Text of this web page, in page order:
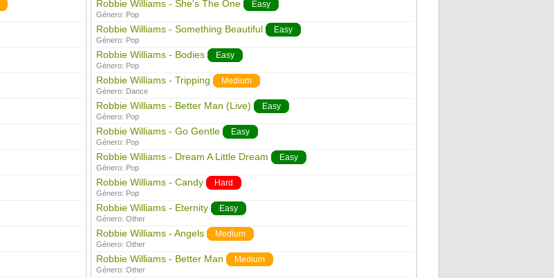
Robbie Williams - She's The One Easy
Género: Pop
Robbie Williams - Something Beautiful Easy
Género: Pop
Robbie Williams - Bodies Easy
Género: Pop
Robbie Williams - Tripping Medium
Género: Dance
Robbie Williams - Better Man (Live) Easy
Género: Pop
Robbie Williams - Go Gentle Easy
Género: Pop
Robbie Williams - Dream A Little Dream Easy
Género: Pop
Robbie Williams - Candy Hard
Género: Pop
Robbie Williams - Eternity Easy
Género: Other
Robbie Williams - Angels Medium
Género: Other
Robbie Williams - Better Man Medium
Género: Other